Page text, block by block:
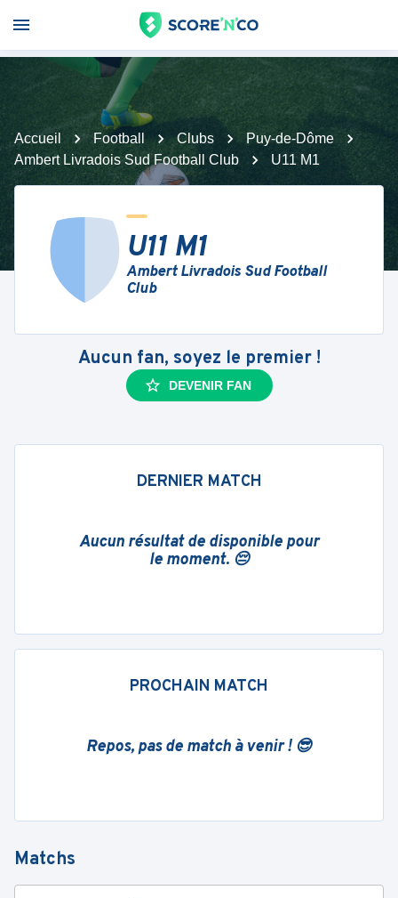
Accueil Football Clubs
Puy-de-Dôme
Ambert Livradois Sud Football Club
U11 M1
U11 M1
Ambert Livradois Sud Football
Club
Aucun fan, soyez le premier !
DEVENIR FAN
DERNIER MATCH
Aucun résultat de disponible pour
le moment. 😔
PROCHAIN MATCH
Repos, pas de match à venir ! 😎
Matchs